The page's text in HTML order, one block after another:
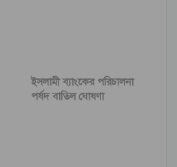
ইসলামী ব্যাংকের পরিচালনা
পর্ষদ বাতিল ঘোষণা